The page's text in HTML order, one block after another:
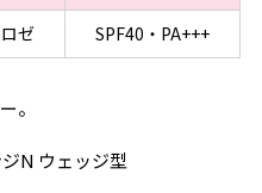
ロゼ SPF40・PA+++
。
N ウェッジ型